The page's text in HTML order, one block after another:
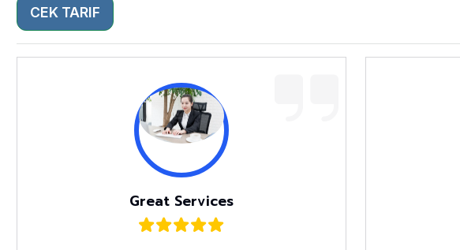
CEK TARIF
Great Services